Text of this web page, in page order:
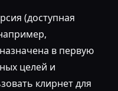
(доступная
в первую
целей и
клирнет для